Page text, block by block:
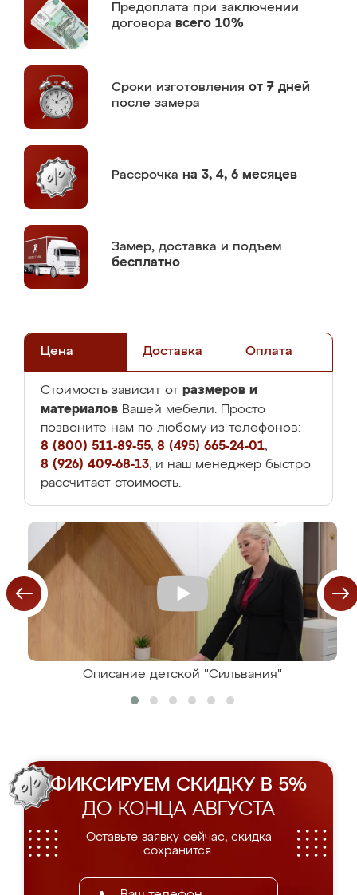
Предоплата при заключении
договора всего 10%
Сроки изготовления от 7 дней
после замера
Рассрочка на 3, 4, 6 месяцев
Замер, доставка и подъем
бесплатно
Цена Доставка Оплата
Стоимость зависит от размеров и
материалов Вашей мебели. Просто
позвоните нам по любому из телефонов:
8 (800) 511-89-55, 8 (495) 665-24-01,
8 (926) 409-68-13, и наш менеджер быстро
рассчитает стоимость.
Описание детской "Сильвания"
ФИКСИРУЕМ СКИДКУ В 5%
ДО КОНЦА АВГУСТА
Оставьте заявку сейчас, скидка
сохранится.